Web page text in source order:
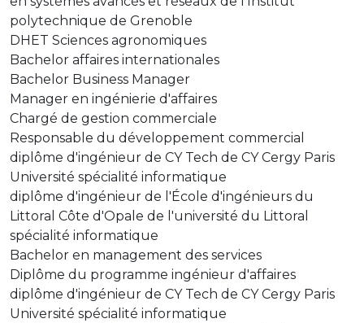
polytechnique de Grenoble
DHET Sciences agronomiques
Bachelor affaires internationales
Bachelor Business Manager
Manager en ingénierie d'affaires
Chargé de gestion commerciale
Responsable du développement commercial
diplôme d'ingénieur de CY Tech de CY Cergy Paris
Université spécialité informatique
diplôme d'ingénieur de l'École d'ingénieurs du
Littoral Côte d'Opale de l'université du Littoral
spécialité informatique
Bachelor en management des services
Diplôme du programme ingénieur d'affaires
diplôme d'ingénieur de CY Tech de CY Cergy Paris
Université spécialité informatique